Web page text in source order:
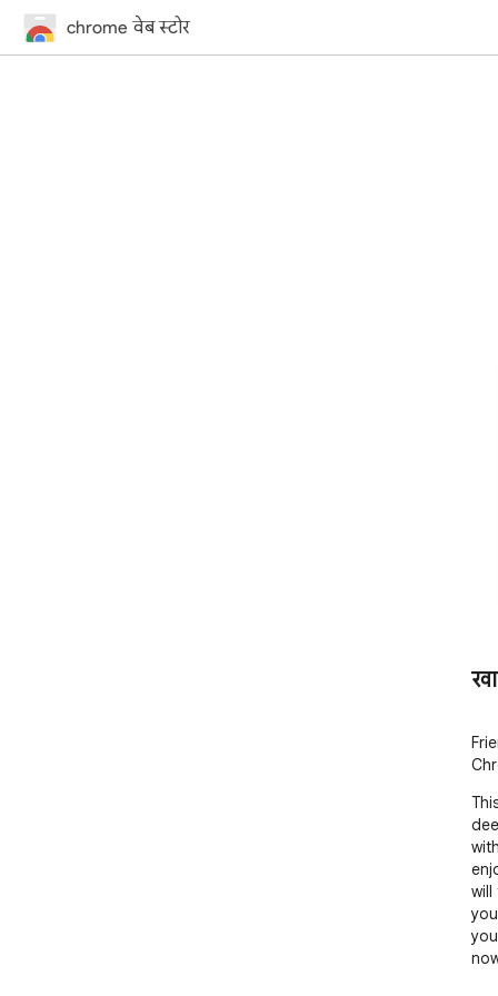
chrome वेब स्टोर
will